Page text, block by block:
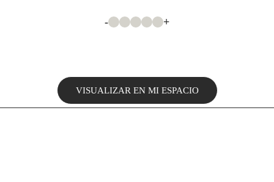
- +
VISUALIZAR EN MI ESPACIO